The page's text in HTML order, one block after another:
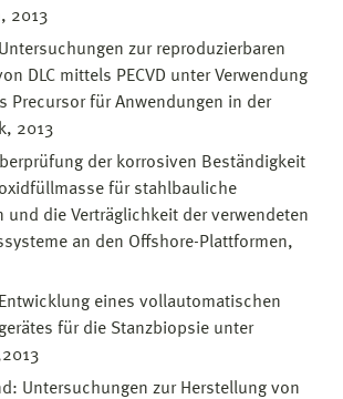
2013
zur reproduzierbaren
DLC mittels PECVD unter Verwendung
Precursor für Anwendungen in der
2013
der korrosiven Beständigkeit
für stahlbauliche
und die Verträglichkeit der verwendeten
an den Offshore-Plattformen,
eines vollautomatischen
für die Stanzbiopsie unter
Untersuchungen zur Herstellung von